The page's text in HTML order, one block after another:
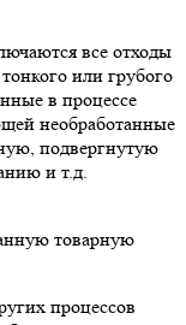
все отходы
или грубого
в процессе
необработанные
подвергнутую
и т.д.
товарную
процессов